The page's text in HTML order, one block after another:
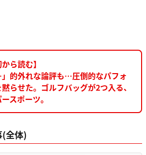
ら読む】
」的外れな論評も…圧倒的なパフォ
らせた。ゴルフバッグが2つ入る、
スポーツ。
(全体)